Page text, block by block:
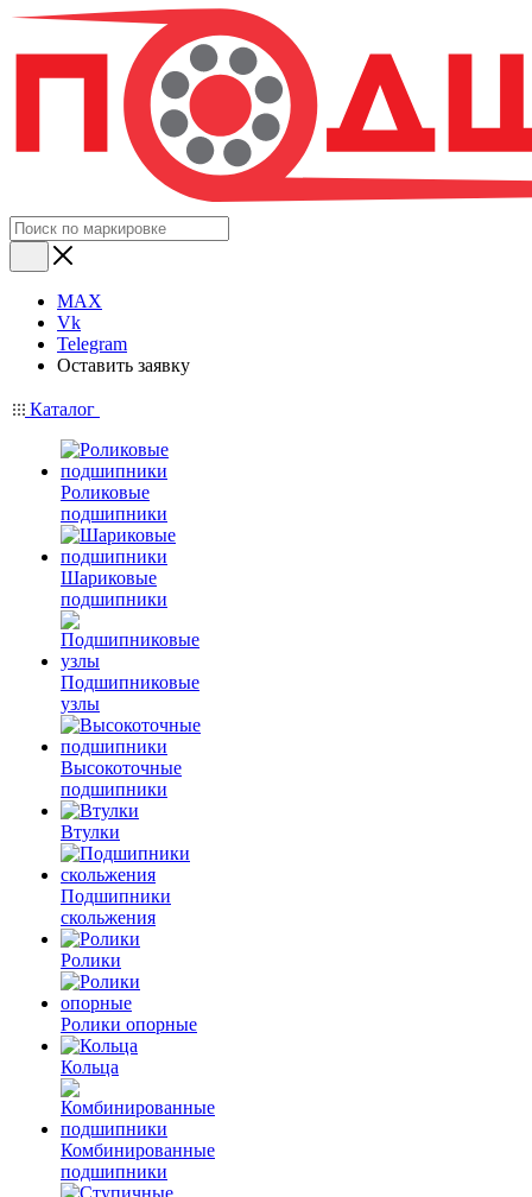
MAX
Vk
Telegram
Оставить заявку
Каталог
Роликовые
подшипники
Шариковые
подшипники
Подшипниковые
узлы
Высокоточные
подшипники
Втулки
Подшипники
скольжения
Ролики
Ролики опорные
Кольца
Комбинированные
подшипники